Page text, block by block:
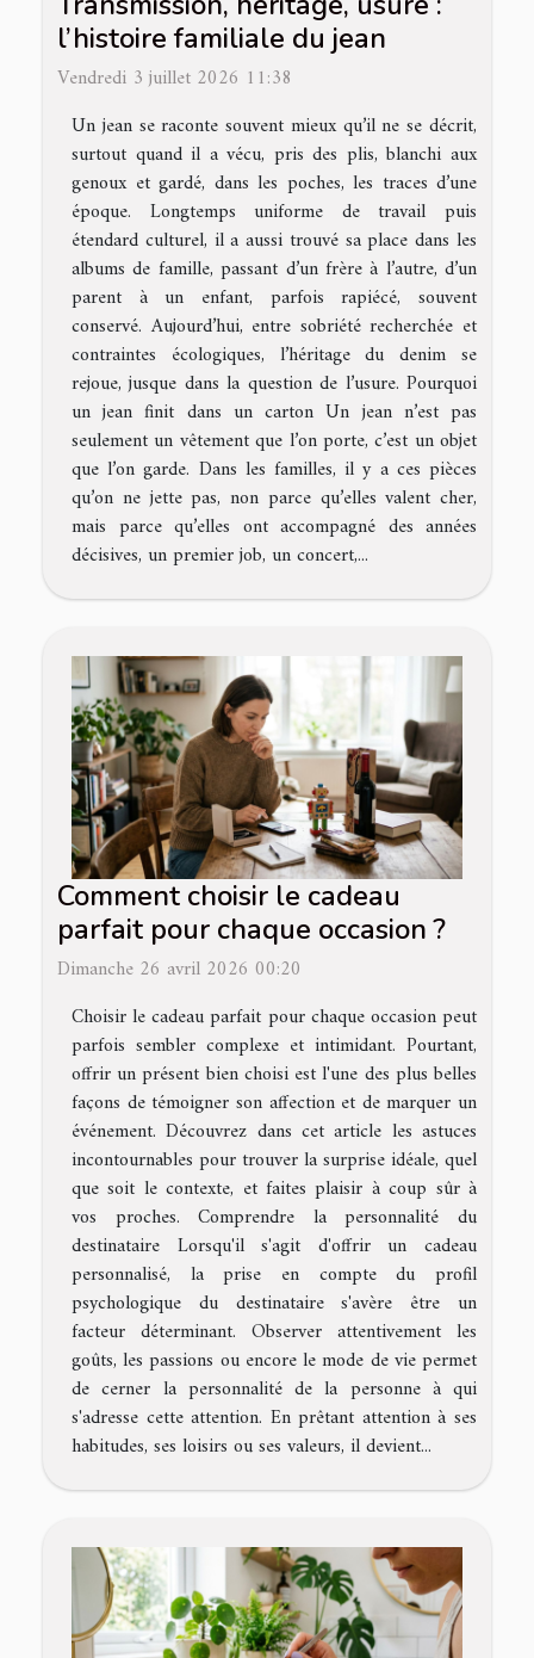
l’histoire familiale du jean
Vendredi 3 juillet 2026 11:38
Un jean se raconte souvent mieux qu’il ne se décrit,
surtout quand il a vécu, pris des plis, blanchi aux
genoux et gardé, dans les poches, les traces d’une
époque. Longtemps uniforme de travail puis
étendard culturel, il a aussi trouvé sa place dans les
albums de famille, passant d’un frère à l’autre, d’un
parent à un enfant, parfois rapiécé, souvent
conservé. Aujourd’hui, entre sobriété recherchée et
contraintes écologiques, l’héritage du denim se
rejoue, jusque dans la question de l’usure. Pourquoi
un jean finit dans un carton Un jean n’est pas
seulement un vêtement que l’on porte, c’est un objet
que l’on garde. Dans les familles, il y a ces pièces
qu’on ne jette pas, non parce qu’elles valent cher,
mais parce qu’elles ont accompagné des années
décisives, un premier job, un concert,...
Comment choisir le cadeau
parfait pour chaque occasion ?
Dimanche 26 avril 2026 00:20
Choisir le cadeau parfait pour chaque occasion peut
parfois sembler complexe et intimidant. Pourtant,
offrir un présent bien choisi est l'une des plus belles
façons de témoigner son affection et de marquer un
événement. Découvrez dans cet article les astuces
incontournables pour trouver la surprise idéale, quel
que soit le contexte, et faites plaisir à coup sûr à
vos proches. Comprendre la personnalité du
destinataire Lorsqu'il s'agit d'offrir un cadeau
personnalisé, la prise en compte du profil
psychologique du destinataire s'avère être un
facteur déterminant. Observer attentivement les
goûts, les passions ou encore le mode de vie permet
de cerner la personnalité de la personne à qui
s'adresse cette attention. En prêtant attention à ses
habitudes, ses loisirs ou ses valeurs, il devient...